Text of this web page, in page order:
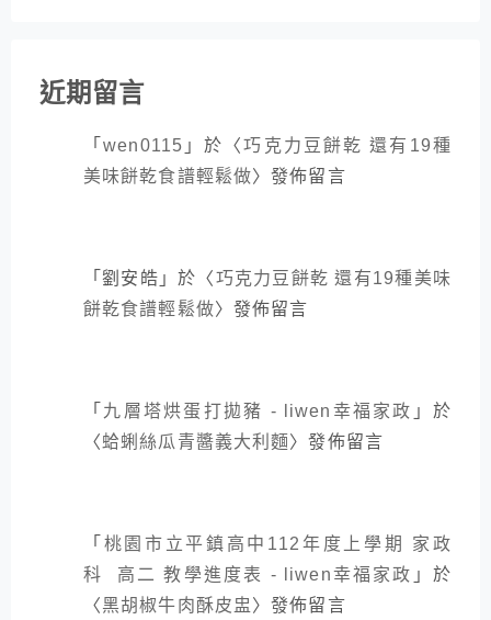
近期留言
「wen0115 」於〈巧克力豆餅乾 還有19種
美味餅乾食譜輕鬆做〉發佈留言
「劉安皓 」於〈巧克力豆餅乾 還有19種美味
餅乾食譜輕鬆做〉發佈留言
「 九層塔烘蛋打拋豬 - liwen幸福家政 」於
〈蛤蜊絲瓜青醬義大利麵〉發佈留言
「 桃園市立平鎮高中112年度上學期 家政
科 高二 教學進度表 - liwen幸福家政 」於
〈黑胡椒牛肉酥皮盅 〉發佈留言